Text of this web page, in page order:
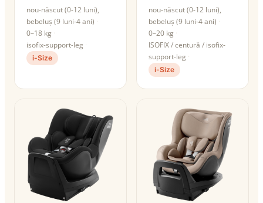
nou-născut (0-12 luni),
bebeluș (9 luni-4 ani)
0–18 kg
isofix-support-leg
i-Size
nou-născut (0-12 luni),
bebeluș (9 luni-4 ani)
0–20 kg
ISOFIX / centură / isofix-
support-leg
i-Size